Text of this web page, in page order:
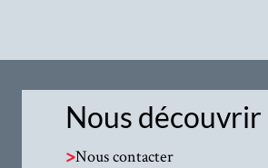
Nous découvrir
>Nous contacter